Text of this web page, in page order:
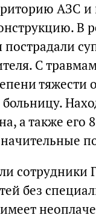
АЗС и
В
пострадали
С
тяжести
а также его
сотрудники
без
имеет